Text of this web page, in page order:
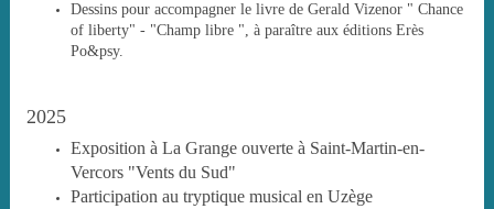
Dessins pour accompagner le livre de Gerald Vizenor " Chance
of liberty" - "Champ libre ", à paraître aux éditions Erès
Po&psy.
2025
Exposition à La Grange ouverte à Saint-Martin-en-
Vercors "Vents du Sud"
Participation au tryptique musical en Uzège